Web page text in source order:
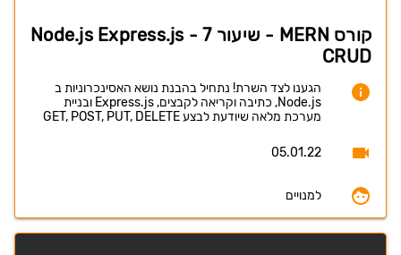
קורס MERN - שיעור 7 - Node.js Express.js
CRUD
הגענו לצד השרת! נתחיל בהבנת נושא האסינכרוניות ב
Node.js, כתיבה וקריאה לקבצים, Express.js ובניית
מערכת מלאה שיודעת לבצע GET, POST, PUT, DELETE
05.01.22
למנויים